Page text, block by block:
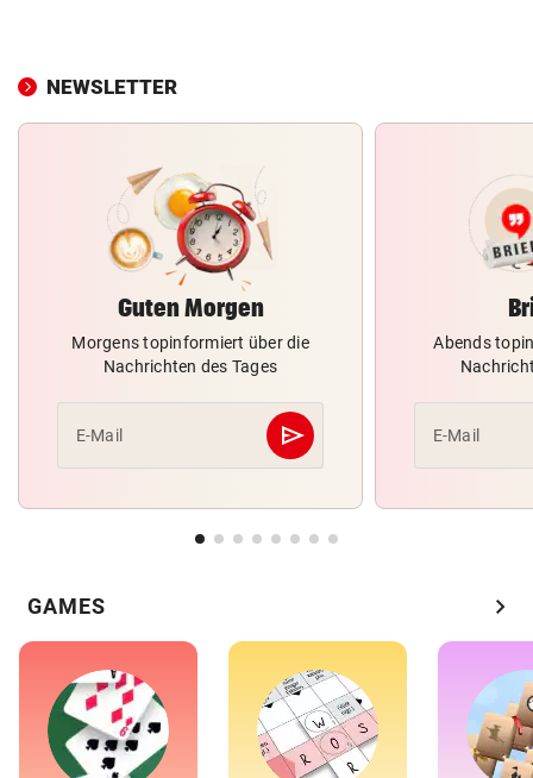
NEWSLETTER
Guten Morgen
Morgens topinformiert über die
Nachrichten des Tages
E-Mail send
Abschicken
Abends
E-Mail
GAMES chevron_right